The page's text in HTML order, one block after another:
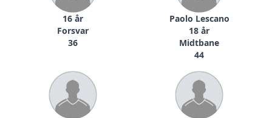
16 år
Forsvar
36
Paolo Lescano
18 år
Midtbane
44